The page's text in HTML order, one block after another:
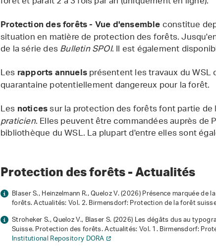
Protection des forêts - Vue d'ensembleconstitue
situation en matière de protection des forêts.
de la série desBulletin SPOI. Il est également
Les rapports annuelsprésentent les travaux du
quarantaine potentiellement dangereux pour la forêt.
Les noticessur la protection des forêts font partie de
praticien. Elles peuvent être commandées auprès
bibliothèque du WSL. La plupart d'entre elles sont
Protection des forêts - Actualités
Blaser S., Heinzelmann R., Queloz V. (2026)Présence marquée de
forêts. Actualités: Vol. 2. Birmensdorf: Protection de la forêt
Stroheker S., Queloz V., Blaser S. (2026)Les dégâts dus au
Suisse. Protection des forêts. Actualités: Vol. 1. Birmensdorf:
Institutional Repository DORA